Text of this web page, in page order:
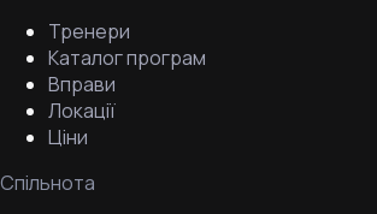
Тренери
Каталог програм
Вправи
Локації
Ціни
Спільнота